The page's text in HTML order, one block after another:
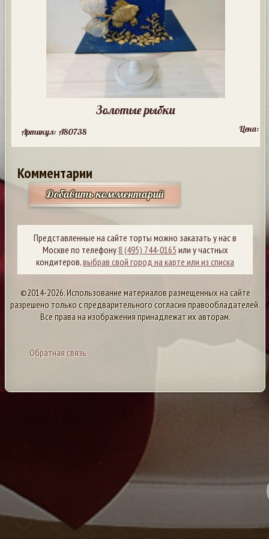
Золотые рыбки
Артикул: A80738 Цена:
Комментарии
Добавить комментарий
Представленные на сайте торты можно заказать у нас в
Москве по телефону8 (495) 744-0165 или у частных
кондитеров,выбрав свой город на карте или из списка
©2014-2026. Использование материалов размещенных на сайте
разрешено только с предварительного согласия правообладателей.
Все права на изображения принадлежат их авторам.
Обратная связь